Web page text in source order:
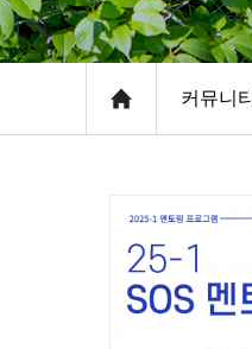
커뮤니티